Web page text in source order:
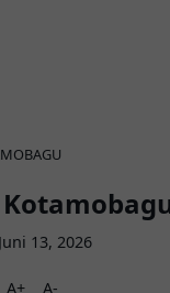
Juni 13, 2026